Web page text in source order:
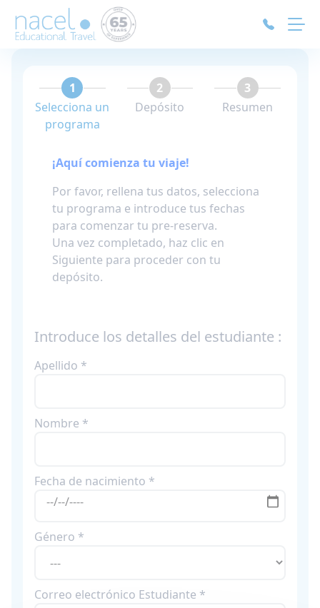
1
Selecciona un
programa
2
Depósito
3
Resumen
¡Aquí comienza tu viaje!
Por favor, rellena tus datos, selecciona
tu programa e introduce tus fechas
para comenzar tu pre-reserva.
Una vez completado, haz clic en
Siguiente para proceder con tu
depósito.
Introduce los detalles del estudiante :
Apellido *
Nombre *
Fecha de nacimiento *
Género *
Correo electrónico Estudiante *
Panel de gestión de cookies